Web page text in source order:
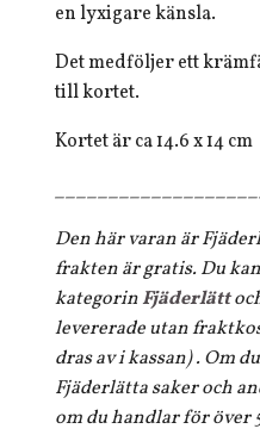
en lyxigare känsla.
Det medföljer ett
till kortet.
Kortet är ca 14.6 x 14 cm
Den här varan är
frakten är gratis. Du
kategorinFjäderlätt
levererade utan
dras av i kassan) . Om
Fjäderlätta saker och
om du handlar för över